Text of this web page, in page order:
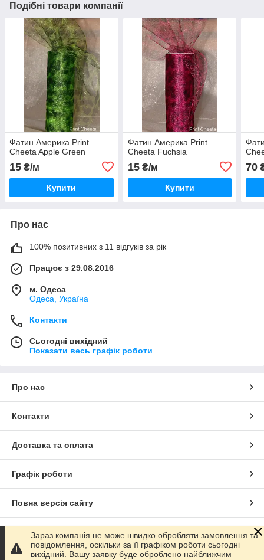
Подібні товари компанії
Фатин Америка Print
Cheeta Apple Green
15 ₴/м
Купити
Фатин Америка Print
Cheeta Fuchsia
15₴/м
Купити
70
Про нас
100% позитивних з 11 відгуків за рік
Працює з 29.08.2016
м. Одеса
Одеса, Україна
Контакти
Сьогодні вихідний
Показати весь графік роботи
Про нас
Контакти
Доставка та оплата
Графік роботи
Повна версія сайту
Сайт створено на маркетплейсі Prom.ua
Зараз компанія не може швидко обробляти замовлення та
повідомлення, оскільки за її графіком роботи сьогодні
вихідний. Вашу заявку буде оброблено найближчим